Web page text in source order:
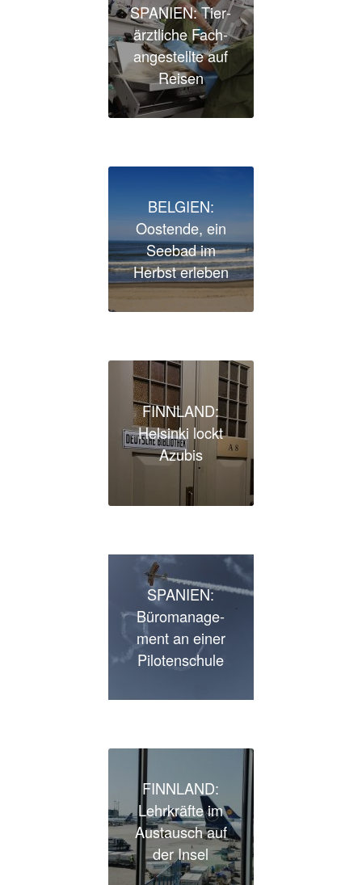
SPANIEN: Tier­
ärzt­liche Fach­
an­ge­stellte auf
Reisen
BELGIEN:
Oostende, ein
Seebad im
Herbst erleben
FINNLAND:
Helsinki lockt
Azubis
SPANIEN:
Büro­ma­nage­
ment an einer
Pilotenschule
FINNLAND:
Lehr­kräfte im
Austausch auf
der Insel